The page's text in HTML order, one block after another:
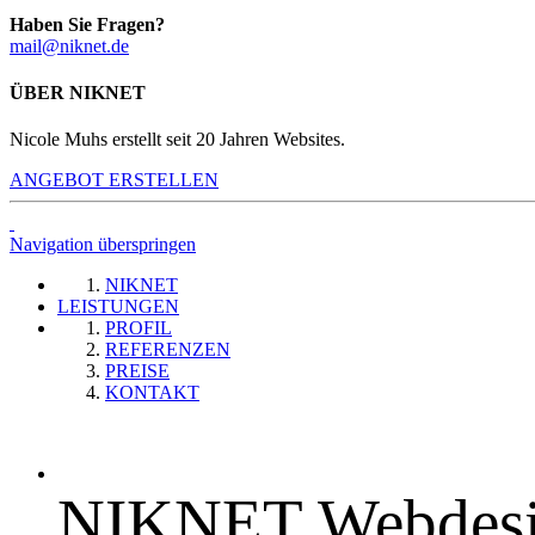
Haben Sie Fragen?
mail@niknet.de
ÜBER NIKNET
Nicole Muhs erstellt seit 20 Jahren Websites.
ANGEBOT ERSTELLEN
Navigation überspringen
NIKNET
LEISTUNGEN
PROFIL
REFERENZEN
PREISE
KONTAKT